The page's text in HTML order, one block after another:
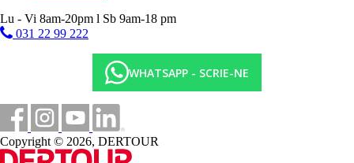
Lu - Vi 8am-20pm l Sb 9am-18 pm
031 22 99 222
WHATSAPP - SCRIE-NE
Copyright © 2026, DERTOUR